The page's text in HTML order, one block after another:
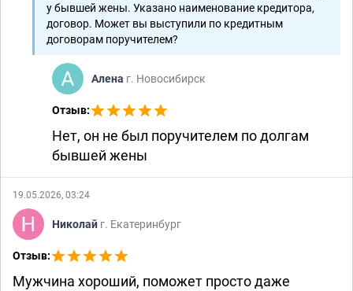
у бывшей жены. Указано наименование кредитора,
договор. Может вы выступили по кредитным
договорам поручителем?
Алена г. Новосибирск
Отзыв:
Нет, он не был поручителем по долгам
бывшей жены
19.05.2026, 03:24
Николай г. Екатеринбург
Отзыв:
Мужчина хороший, поможет просто даже